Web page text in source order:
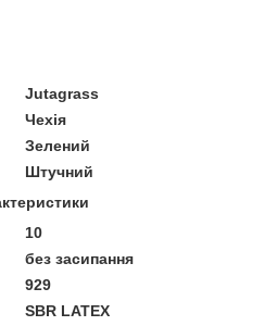
Jutagrass
Чехія
Зелений
Штучний
10
без засипання
929
SBR LATEX